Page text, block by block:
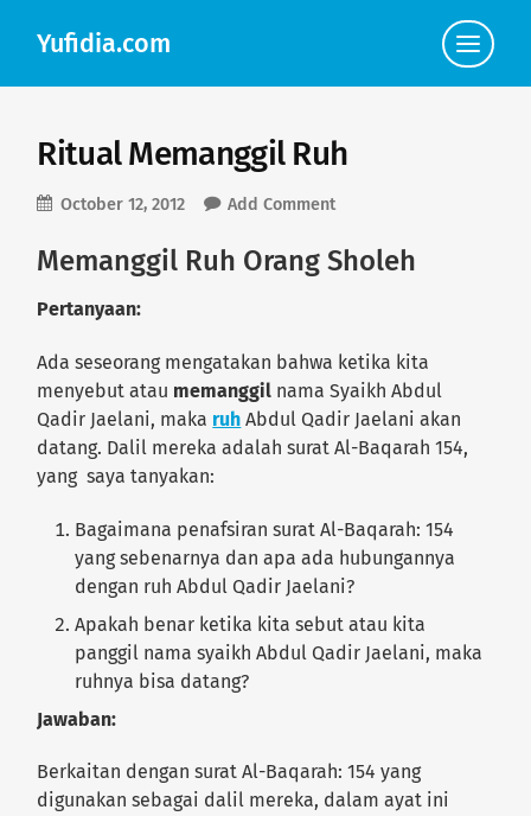
Yufidia.com
Click
to
view
Ritual Memanggil Ruh
October 12, 2012 Add Comment
Memanggil Ruh Orang Sholeh
Pertanyaan:
Ada seseorang mengatakan bahwa ketika kita
menyebut atau memanggil nama Syaikh Abdul
Qadir Jaelani, maka ruh Abdul Qadir Jaelani akan
datang. Dalil mereka adalah surat Al-Baqarah 154,
yang saya tanyakan:
Bagaimana penafsiran surat Al-Baqarah: 154
yang sebenarnya dan apa ada hubungannya
dengan ruh Abdul Qadir Jaelani?
Apakah benar ketika kita sebut atau kita
panggil nama syaikh Abdul Qadir Jaelani, maka
ruhnya bisa datang?
Jawaban:
Berkaitan dengan surat Al-Baqarah: 154 yang
digunakan sebagai dalil mereka, dalam ayat ini